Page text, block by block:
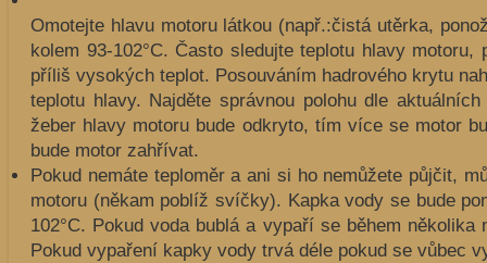
Omotejte hlavu motoru látkou (např.:čistá utěrka,
kolem 93-102°C. Často sledujte teplotu hlavy
příliš vysokých teplot. Posouváním hadrového krytu
teplotu hlavy. Najděte správnou polohu dle
žeber hlavy motoru bude odkryto, tím více se motor
bude motor zahřívat.
Pokud nemáte teploměr a ani si ho nemůžete půjčit,
motoru (někam poblíž svíčky). Kapka vody se bude
102°C. Pokud voda bublá a vypaří se během
Pokud vypaření kapky vody trvá déle pokud se vůbec